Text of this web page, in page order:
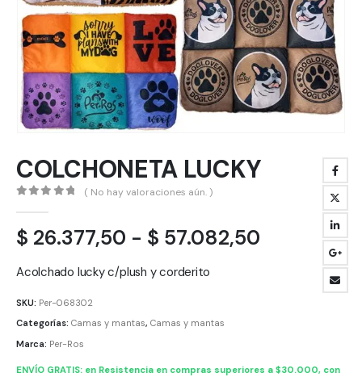
COLCHONETA LUCKY
( No hay valoraciones aún. )
$ 26.377,50 - $ 57.082,50
precios:
Acolchado lucky c/plush y corderito
SKU: Per-068302
Categorías: Camas y mantas, Camas y mantas
Marca: Per-Ros
ENVÍO GRATIS: en Resistencia en compras superiores a $30.000, con